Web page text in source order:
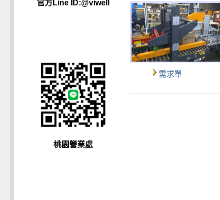
官方Line ID:@viwell
桃園營業處
需求單